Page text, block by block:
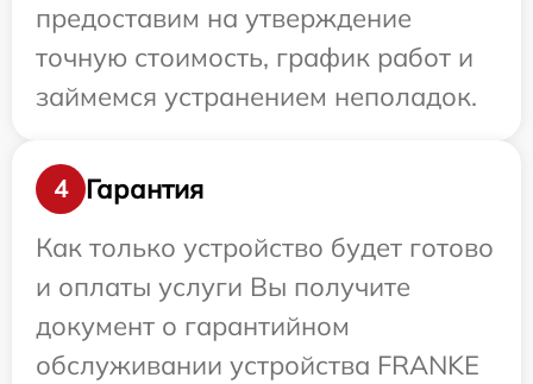
предоставим на утверждение
точную стоимость, график работ и
займемся устранением неполадок.
4
Гарантия
Как только устройство будет готово
и оплаты услуги Вы получите
документ о гарантийном
обслуживании устройства FRANKE